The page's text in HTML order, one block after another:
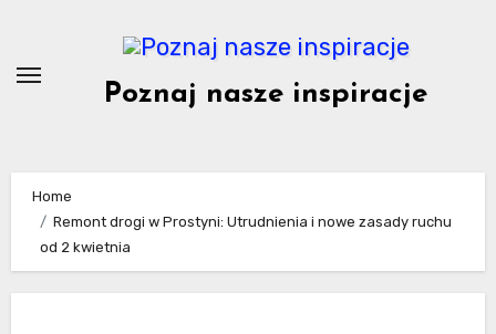
content
Poznaj nasze inspiracje
Home
Remont drogi w Prostyni: Utrudnienia i nowe zasady ruchu
od 2 kwietnia